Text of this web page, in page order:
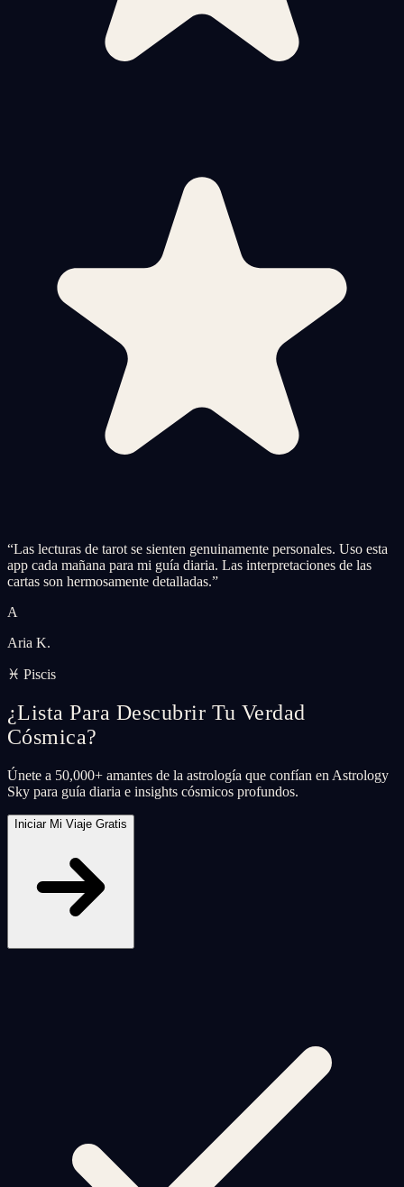
“Las lecturas de tarot se sienten genuinamente personales. Uso esta
app cada mañana para mi guía diaria. Las interpretaciones de las
cartas son hermosamente detalladas.”
A
Aria K.
♓ Piscis
¿Lista Para Descubrir Tu Verdad
Cósmica?
Únete a 50,000+ amantes de la astrología que confían en Astrology
Sky para guía diaria e insights cósmicos profundos.
Iniciar Mi Viaje Gratis